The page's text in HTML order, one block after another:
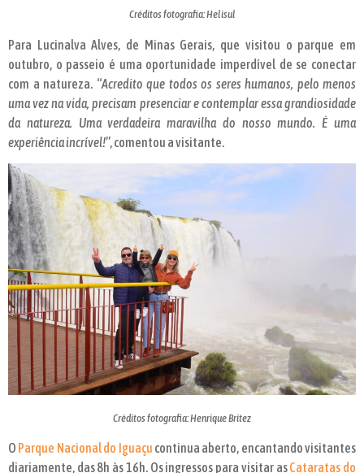
Créditos fotografia: Helisul
Para Lucinalva Alves, de Minas Gerais, que visitou o parque em
outubro, o passeio é uma oportunidade imperdível de se conectar
com a natureza. “Acredito que todos os seres humanos, pelo menos
uma vez na vida, precisam presenciar e contemplar essa grandiosidade
da natureza. Uma verdadeira maravilha do nosso mundo. É uma
experiência incrível!”, comentou a visitante.
Créditos fotografia: Henrique Britez
O Parque Nacional do Iguaçu continua aberto, encantando visitantes
diariamente, das 8h às 16h. Os ingressos para visitar asCataratas do